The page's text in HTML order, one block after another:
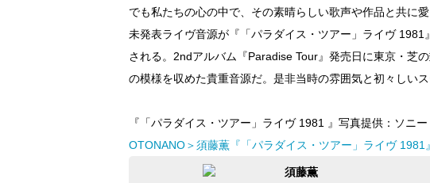
でも私たちの心の中で、その素晴らしい歌声や作品と共に
未発表ライヴ音源が『「パラダイス・ツアー」ライヴ
される。2ndアルバム『Paradise Tour』発売日に東京・芝
の模様を収めた貴重音源だ。是非当時の雰囲気と初々しい
『「パラダイス・ツアー」ライヴ 1981 』写真提供：ソニ
OTONANO＞須藤薫『「パラダイス・ツアー」ライヴ 1981
須藤薫